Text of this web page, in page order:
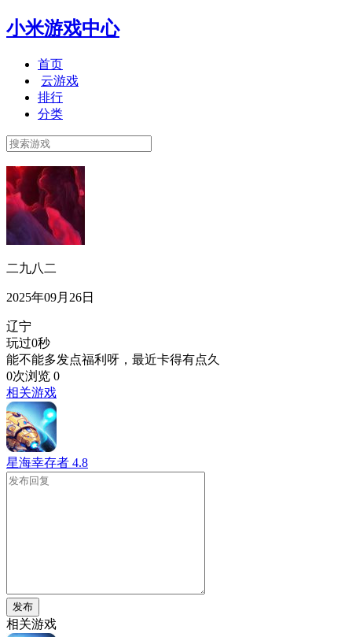
小米游戏中心
首页
云游戏
排行
分类
二九八二
2025年09月26日
辽宁
玩过0秒
能不能多发点福利呀，最近卡得有点久
0次浏览 0
相关游戏
星海幸存者 4.8
发布
相关游戏